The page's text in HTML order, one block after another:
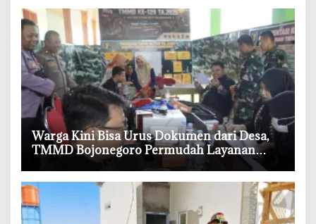
‎Warga Kini Bisa Urus Dokumen dari Desa,
TMMD Bojonegoro Permudah Layanan
Adminduk